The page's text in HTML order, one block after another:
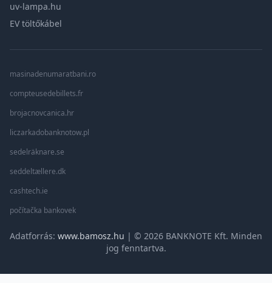
uv-lampa.hu
EV töltőkábel
masinadenumaratbani.ro
compteusedebillets.fr
brojacnovcanica.hr
liczarkadobanknotow.pl
sedelräknare.se
seddeltællere.dk
cashtech.ie
počítačka bankovek
Adatforrás: www.bamosz.hu | © 2026 BANKNOTE Kft. Minden
jog fenntartva.